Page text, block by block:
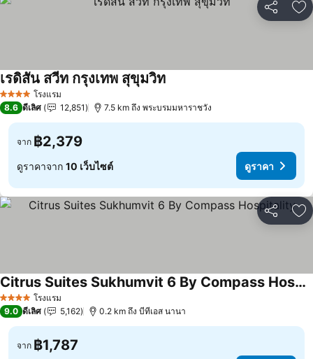
แชร์ เ
4 ดาว โรงแรม
เรดิสัน สวีท กรุงเทพ สุขุมวิท
8.6 ดีเลิศ 12,851 7.5 km ถึง พระบรมมหาราชวัง
จาก ฿2,379
ดูราคาจาก 10 เว็บไซต์ ดูราคา
แชร์ เ
4 ดาว โรงแรม
Citrus Suites Sukhumvit 6 By Compass Hospitality
9.0 ดีเลิศ 5,162 0.2 km ถึง บีทีเอส นานา
จาก ฿1,787